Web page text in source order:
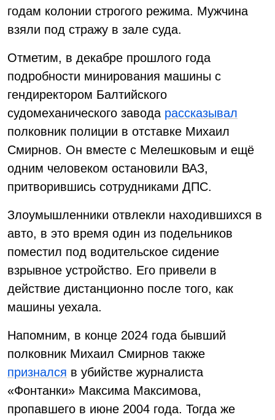
годам колонии строгого режима. Мужчина
взяли под стражу в зале суда.
Отметим, в декабре прошлого года
подробности минирования машины с
гендиректором Балтийского
судомеханического завода рассказывал
полковник полиции в отставке Михаил
Смирнов. Он вместе с Мелешковым и ещё
одним человеком остановили ВАЗ,
притворившись сотрудниками ДПС.
Злоумышленники отвлекли находившихся в
авто, в это время один из подельников
поместил под водительское сидение
взрывное устройство. Его привели в
действие дистанционно после того, как
машины уехала.
Напомним, в конце 2024 года бывший
полковник Михаил Смирнов также
признался в убийстве журналиста
«Фонтанки» Максима Максимова,
пропавшего в июне 2004 года. Тогда же